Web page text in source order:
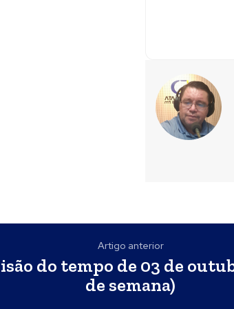
Artigo anterior
do tempo de 03 de
de semana)